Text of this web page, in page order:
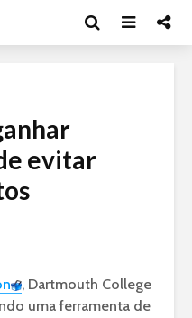
evitar
, Dartmouth College
uma ferramenta de